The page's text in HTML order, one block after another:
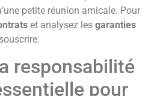
petite réunion amicale. Pour
et analysez les garanties
responsabilité
pour